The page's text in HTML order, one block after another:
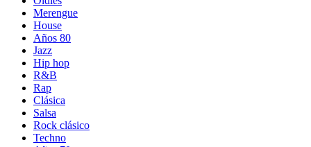
Merengue
House
Años 80
Jazz
Hip hop
R&B
Rap
Clásica
Salsa
Rock clásico
Techno